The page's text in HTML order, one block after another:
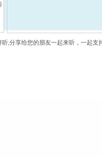
,分享给您的朋友一起来听，一起支